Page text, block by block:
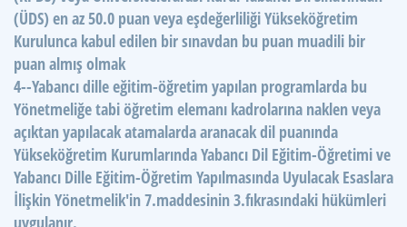
(ÜDS) en az 50.0 puan veya eşdeğerliliği Yükseköğretim
Kurulunca kabul edilen bir sınavdan bu puan muadili bir
puan almış olmak
4--Yabancı dille eğitim-öğretim yapılan programlarda bu
Yönetmeliğe tabi öğretim elemanı kadrolarına naklen veya
açıktan yapılacak atamalarda aranacak dil puanında
Yükseköğretim Kurumlarında Yabancı Dil Eğitim-Öğretimi ve
Yabancı Dille Eğitim-Öğretim Yapılmasında Uyulacak Esaslara
İlişkin Yönetmelik'in 7.maddesinin 3.fıkrasındaki hükümleri
uygulanır.